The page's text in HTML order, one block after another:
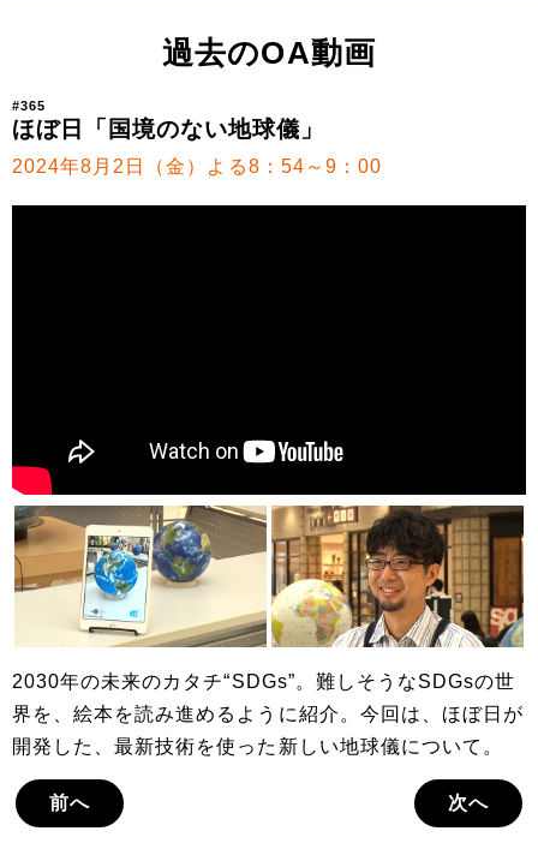
過去のOA動画
#365
ほぼ日「国境のない地球儀」
2024年8月2日（金）よる8：54～9：00
2030年の未来のカタチ“SDGs”。難しそうなSDGsの世
界を、絵本を読み進めるように紹介。今回は、ほぼ日が
開発した、最新技術を使った新しい地球儀について。
前へ 次へ